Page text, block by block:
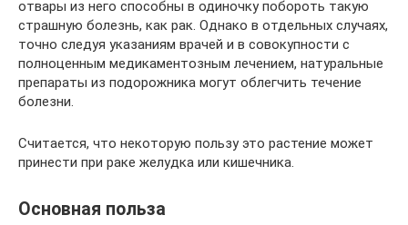
отвары из него способны в одиночку побороть такую
страшную болезнь, как рак. Однако в отдельных случаях,
точно следуя указаниям врачей и в совокупности с
полноценным медикаментозным лечением, натуральные
препараты из подорожника могут облегчить течение
болезни.
Считается, что некоторую пользу это растение может
принести при раке желудка или кишечника.
Основная польза